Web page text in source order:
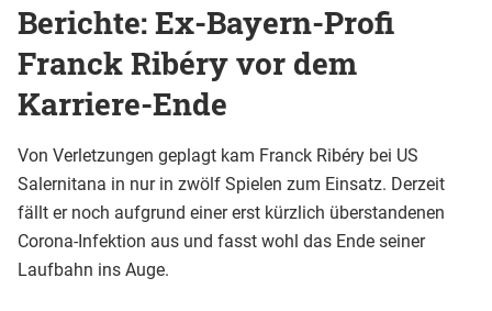
Berichte: Ex-Bayern-Profi
Franck Ribéry vor dem
Karriere-Ende
Von Verletzungen geplagt kam Franck Ribéry bei US
Salernitana in nur in zwölf Spielen zum Einsatz. Derzeit
fällt er noch aufgrund einer erst kürzlich überstandenen
Corona-Infektion aus und fasst wohl das Ende seiner
Laufbahn ins Auge.